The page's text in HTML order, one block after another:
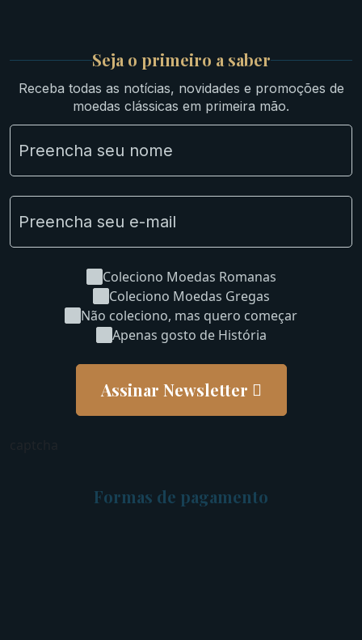
Ibéricas
Lotes Grandes
Material Numismático
NGC e NNC Encapsuladas
Novidades
Seja o primeiro a saber
Receba todas as notícias, novidades e promoções de
moedas clássicas em primeira mão.
Coleciono Moedas Romanas
Coleciono Moedas Gregas
Não coleciono, mas quero começar
Apenas gosto de História
Assinar Newsletter
Formas de pagamento